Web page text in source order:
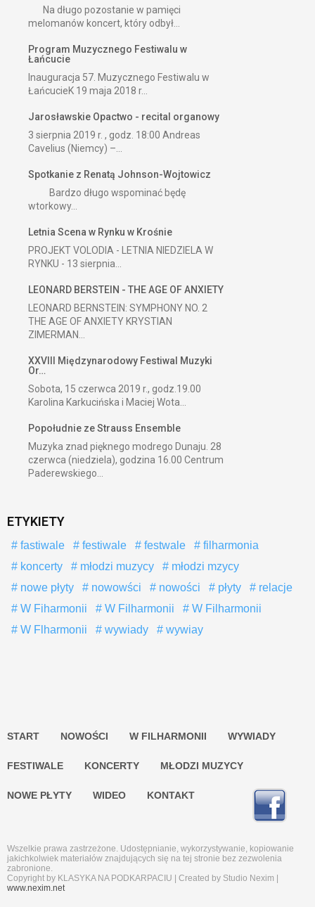
Na długo pozostanie w pamięci
melomanów koncert, który odbył...
Program Muzycznego Festiwalu w
Łańcucie
Inauguracja 57. Muzycznego Festiwalu w
ŁańcucieK 19 maja 2018 r...
Jarosławskie Opactwo - recital organowy
3 sierpnia 2019 r. , godz. 18:00 Andreas
Cavelius (Niemcy) –...
Spotkanie z Renatą Johnson-Wojtowicz
Bardzo długo wspominać będę
wtorkowy...
Letnia Scena w Rynku w Krośnie
PROJEKT VOLODIA - LETNIA NIEDZIELA W
RYNKU - 13 sierpnia...
LEONARD BERSTEIN - THE AGE OF ANXIETY
LEONARD BERNSTEIN: SYMPHONY NO. 2
THE AGE OF ANXIETY KRYSTIAN
ZIMERMAN...
XXVIII Międzynarodowy Festiwal Muzyki
Or…
Sobota, 15 czerwca 2019 r., godz.19.00
Karolina Karkucińska i Maciej Wota...
Popołudnie ze Strauss Ensemble
Muzyka znad pięknego modrego Dunaju. 28
czerwca (niedziela), godzina 16.00 Centrum
Paderewskiego...
ETYKIETY
fastiwale festiwale festwale
filharmonia
koncerty
młodzi muzycy
młodzi mzycy
nowe płyty
nowowści nowości płyty
relacje
W Fiharmonii
W Filharmonii
W Filharmonii
W Flharmonii
wywiady wywiay
START NOWOŚCI W FILHARMONII WYWIADY
FESTIWALE KONCERTY MŁODZI MUZYCY
NOWE PŁYTY WIDEO KONTAKT
Wszelkie prawa zastrzeżone. Udostępnianie, wykorzystywanie, kopiowanie
jakichkolwiek materiałów znajdujących się na tej stronie bez zezwolenia
zabronione.
Copyright by KLASYKA NA PODKARPACIU | Created by Studio Nexim |
www.nexim.net